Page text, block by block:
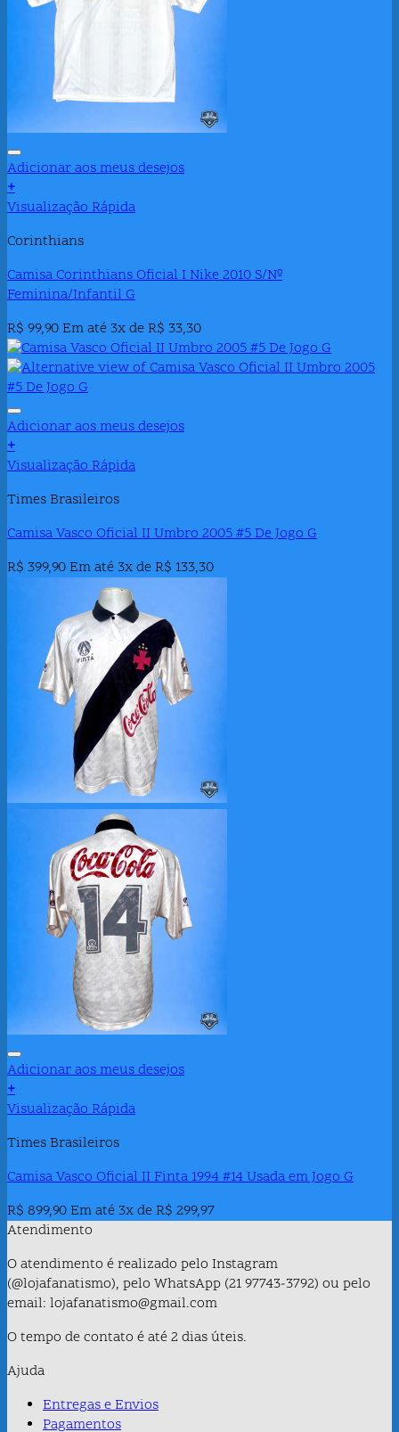
Adicionar aos meus desejos
+
Visualização Rápida
Corinthians
Camisa Corinthians Oficial I Nike 2010 S/Nº
Feminina/Infantil G
R$ 99,90Em até 3x deR$ 33,30
Adicionar aos meus desejos
+
Visualização Rápida
Times Brasileiros
Camisa Vasco Oficial II Umbro 2005 #5 De Jogo G
R$ 399,90Em até 3x deR$ 133,30
Adicionar aos meus desejos
+
Visualização Rápida
Times Brasileiros
Camisa Vasco Oficial II Finta 1994 #14 Usada em Jogo G
R$ 899,90Em até 3x deR$ 299,97
Atendimento
O atendimento é realizado pelo Instagram
(@lojafanatismo), pelo WhatsApp (21 97743-3792) ou pelo
email: lojafanatismo@gmail.com
O tempo de contato é até 2 dias úteis.
Ajuda
Entregas e Envios
Pagamentos